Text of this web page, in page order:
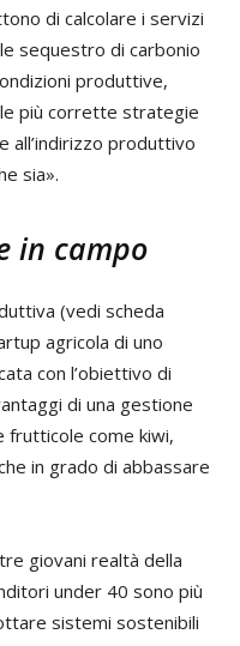
di calcolare i servizi
sequestro di carbonio
produttive,
più corrette strategie
all’indirizzo produttivo
sia».
in campo
(vedi scheda
agricola di uno
con l’obiettivo di
di una gestione
frutticole come kiwi,
in grado di abbassare
giovani realtà della
under 40 sono più
sistemi sostenibili